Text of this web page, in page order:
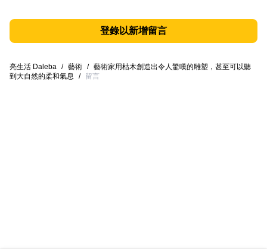
登錄以新增留言
亮生活 Daleba / 藝術 / 藝術家用枯木創造出令人驚嘆的雕塑，甚至可以聽
到大自然的柔和氣息
/ 留言